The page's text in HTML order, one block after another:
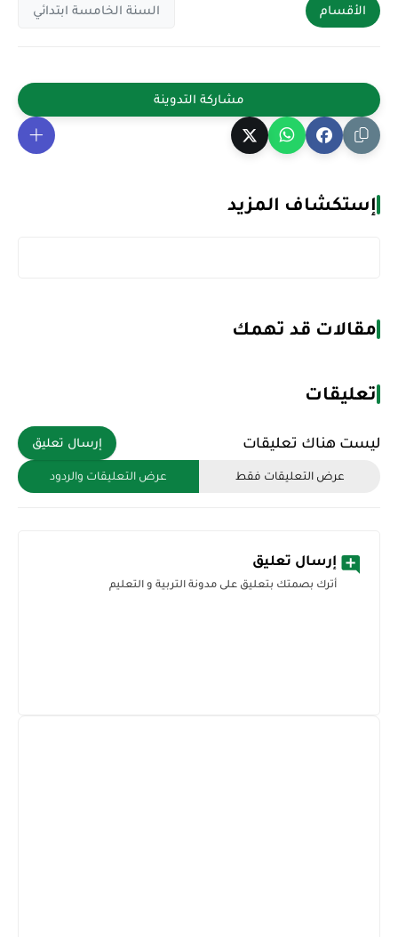
الأقسام السنة الخامسة ابتدائي
إستكشاف المزيد
مقالات قد تهمك
تعليقات
ليست هناك تعليقات إرسال تعليق
عرض التعليقات فقط عرض التعليقات والردود
إرسال تعليق
أترك بصمتك بتعليق على مدونة التربية و التعليم